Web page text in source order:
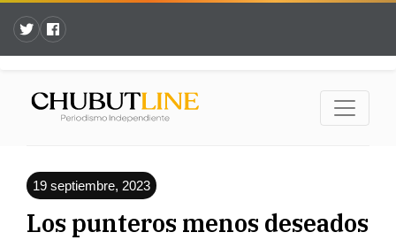
19 septiembre, 2023
Los punteros menos deseados